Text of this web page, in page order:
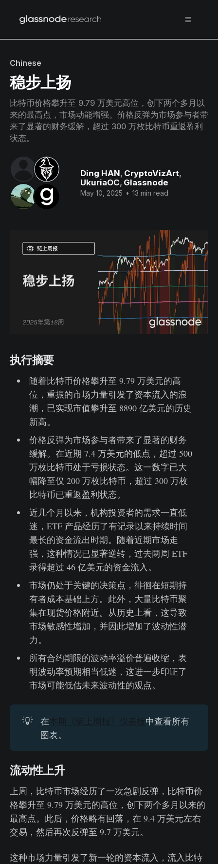
Chinese
稳步上扬
比特币价格攀升至 9.79 万美元高位，创下两个多月以
来的最高点，市场动能增强。价格反弹为市场参与者带
来了显著的财务缓解，超过 300 万枚比特币重返盈利
状态。
Ding HAN, CryptoVizArt,
UkuriaOC, Glassnode
May 10, 2025 • 13 min read
执行摘要
随着比特币价格攀升至 9.79 万美元的高
位，重振的市场力量引发了资本流入的浪
潮，已实现市值攀升至 8890 亿美元的历史
新高。
价格反弹为市场参与者带来了显著的财务
缓解。在近期 7.4 万美元的低点，超过 500
万枚比特币处于亏损状态。这一数字已大
幅降至仅 200 万枚比特币，超过 300 万枚
比特币已重返盈利状态。
近几个月以来，机构投资者的需求一直低
迷，ETF 产品经历了有记录以来持续时间
最长的资金流出时期。随着近期市场走
强，这种情况已显著逆转，过去两周 ETF
录得超过 46 亿美元的资金流入。
市场仍处于关键的决策点，徘徊在短期持
有者成本基础上方。此外，大量比特币聚
集在现货价格附近。从历史上看，这导致
市场敏感性增加，并因此增加了波动性潜
力。
所有合约期限的波动率溢价普遍收缩，表
明波动率预期相当低迷，这进一步印证了
市场可能低估未来波动性的观点。
💡 在本期《链上周报》仪表板中查看所有
图表。
流动性上升
上周，比特币市场经历了一次急剧反弹，比特币价
格攀升至 9.79 万美元的高位，创下两个多月以来的
最高点。此后，价格略有回落，在 9.4 万美元左右
交易，然后再次反弹至 9.7 万美元。
这种市场力量引发了新一轮的资本流入，流入比特